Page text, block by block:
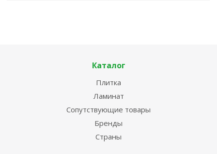
Каталог
Плитка
Ламинат
Сопутствующие товары
Бренды
Страны